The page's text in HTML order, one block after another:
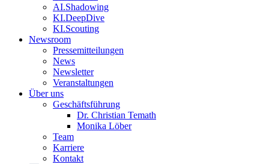
AI.Shadowing
KI.DeepDive
KI.Scouting
Newsroom
Pressemitteilungen
News
Newsletter
Veranstaltungen
Über uns
Geschäftsführung
Dr. Christian Temath
Monika Löber
Team
Karriere
Kontakt